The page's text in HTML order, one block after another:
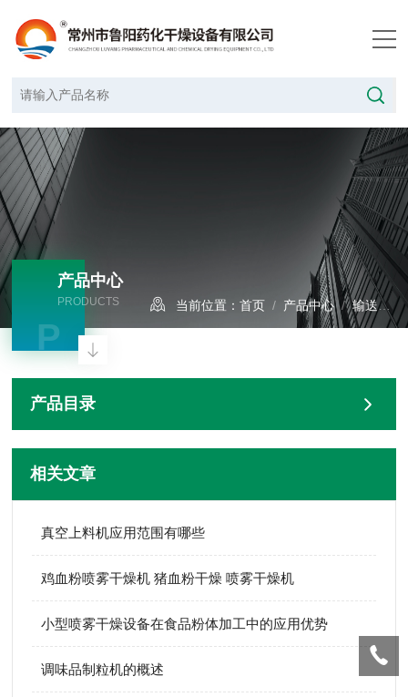
产品中心
PRODUCTS
P
当前位置：首页 / 产品中心/输送设备
产品目录
相关文章
真空上料机应用范围有哪些
鸡血粉喷雾干燥机 猪血粉干燥 喷雾干燥机
小型喷雾干燥设备在食品粉体加工中的应用优势
调味品制粒机的概述